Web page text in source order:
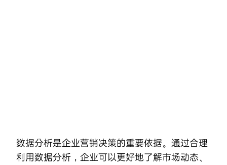
数据分析是企业营销决策的重要依据。通过合理
利用数据分析，企业可以更好地了解市场动态、